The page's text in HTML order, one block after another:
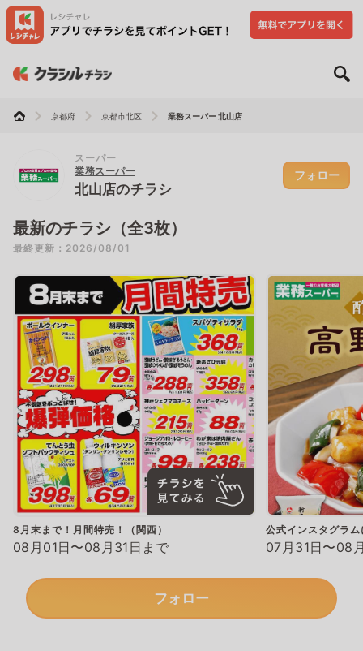
京都府 京都市北区 業務スーパー 北山店
スーパー
業務スーパー
北山店のチラシ
フォロー
最新のチラシ（全3枚）
最終更新：2026/08/01
8月末まで！月間特売！（関西）
08月01日〜08月31日まで
公式インスタグラ
07月31日〜08
フォロー